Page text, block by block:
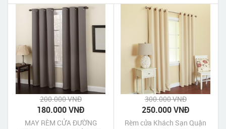
200.000 VNĐ
180.000 VNĐ
MAY RÈM CỬA ĐƯỜNG
300.000 VNĐ
250.000 VNĐ
Rèm cửa Khách Sạn Quận